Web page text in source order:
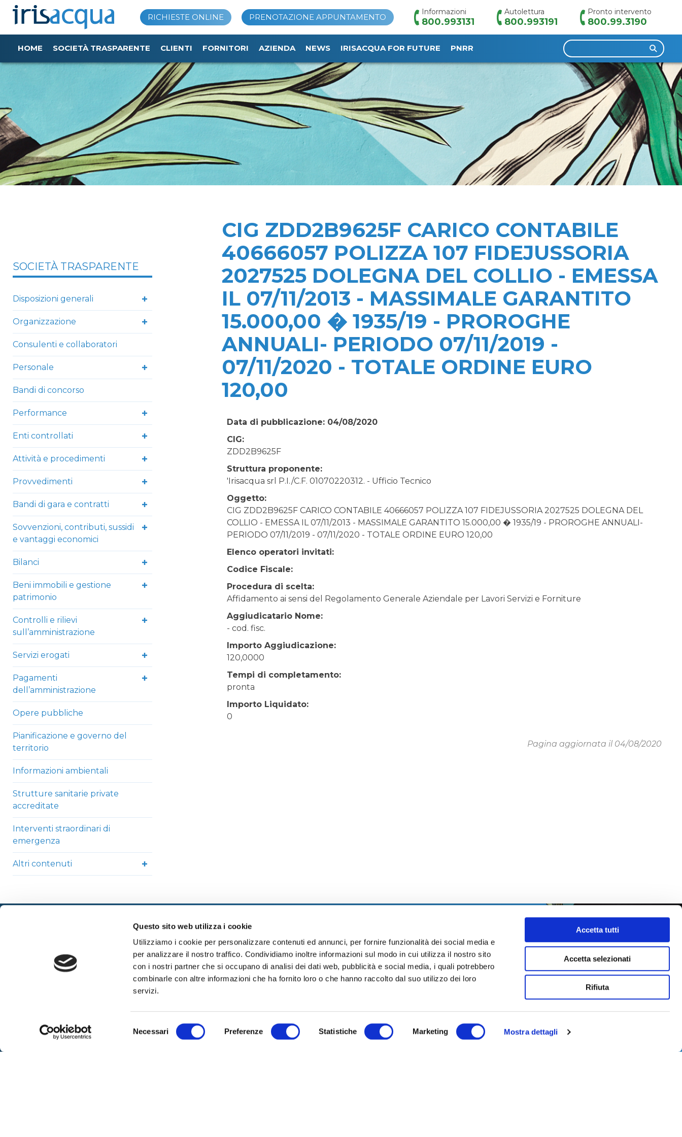
Questo sito web utilizza i cookie
Utilizziamo i cookie per personalizzare contenuti ed annunci, per fornire funzionalità dei social media e
per analizzare il nostro traffico. Condividiamo inoltre informazioni sul modo in cui utilizza il nostro sito
con i nostri partner che si occupano di analisi dei dati web, pubblicità e social media, i quali potrebbero
combinarle con altre informazioni che ha fornito loro o che hanno raccolto dal suo utilizzo dei loro
servizi.
del
Necessari Preferenze Statistiche Marketing Mostra dettagli
Accetta tutti
Accetta selezionati
Rifiuta
RICHIESTE ONLINE PRENOTAZIONE APPUNTAMENTO
Informazioni
800.993131
Autolettura
800.993191
Pronto intervento
800.99.3190
HOME SOCIETÀ TRASPARENTE CLIENTI FORNITORI AZIENDA NEWS IRISACQUA FOR FUTURE PNRR
Ricerca
per:
SOCIETÀ TRASPARENTE
Disposizioni generali
Organizzazione
Consulenti e collaboratori
Personale
Bandi di concorso
Performance
Enti controllati
Attività e procedimenti
Provvedimenti
Bandi di gara e contratti
Sovvenzioni, contributi, sussidi
e vantaggi economici
Bilanci
Beni immobili e gestione
patrimonio
Controlli e rilievi
sull’amministrazione
Servizi erogati
Pagamenti
dell’amministrazione
Opere pubbliche
Pianificazione e governo del
territorio
Informazioni ambientali
Strutture sanitarie private
accreditate
Interventi straordinari di
emergenza
Altri contenuti
CIG ZDD2B9625F CARICO CONTABILE
40666057 POLIZZA 107 FIDEJUSSORIA
2027525 DOLEGNA DEL COLLIO - EMESSA
IL 07/11/2013 - MASSIMALE GARANTITO
15.000,00 � 1935/19 - PROROGHE
ANNUALI- PERIODO 07/11/2019 -
07/11/2020 - TOTALE ORDINE EURO
120,00
Data di pubblicazione: 04/08/2020
CIG:
ZDD2B9625F
Struttura proponente:
'Irisacqua srl P.I./C.F. 01070220312. - Ufficio Tecnico
Oggetto:
CIG ZDD2B9625F CARICO CONTABILE 40666057 POLIZZA 107 FIDEJUSSORIA 2027525 DOLEGNA DEL
COLLIO - EMESSA IL 07/11/2013 - MASSIMALE GARANTITO 15.000,00 � 1935/19 - PROROGHE ANNUALI-
PERIODO 07/11/2019 - 07/11/2020 - TOTALE ORDINE EURO 120,00
Elenco operatori invitati:
Codice Fiscale:
Procedura di scelta:
Affidamento ai sensi del Regolamento Generale Aziendale per Lavori Servizi e Forniture
Aggiudicatario Nome:
- cod. fisc.
Importo Aggiudicazione:
120,0000
Tempi di completamento:
pronta
Importo Liquidato:
0
Pagina aggiornata il 04/08/2020
Via IX Agosto 15 – 34170 Gorizia
SEGUICI
SPORTELLI
Sportello di Gorizia, via IX Agosto, 15:
– lunedì, mercoledì, giovedì dalle ore 8.30
alle 16.30 su appuntamento
– venerdì e sabato dalle ore 8.30 alle 12.30
libero
Per richiedere l’appuntamento telefonare
Archivio
Modulistica
URP
Link utili